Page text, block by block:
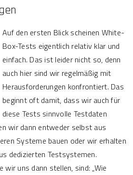
Auf den ersten Blick scheinen White-
Box-Tests eigentlich relativ klar und
einfach. Das ist leider nicht so, denn
auch hier sind wir regelmäßig mit
Herausforderungen konfrontiert. Das
beginnt oft damit, dass wir auch für
diese Tests sinnvolle Testdaten
wir dann entweder selbst aus
Systeme bauen oder wir erhalten
dedizierten Testsystemen.
wir uns dann stellen, sind: „Wie